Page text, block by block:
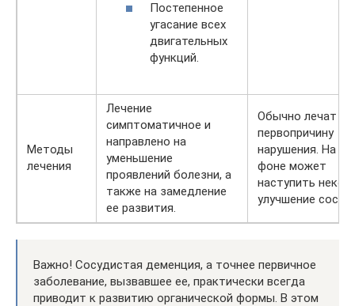
Постепенное
угасание всех
двигательных
функций.
Методы
лечения
Лечение
симптоматичное и
направлено на
уменьшение
проявлений болезни, а
также на замедление
ее развития.
Обычно лечат
первопричину
нарушения. На
фоне может
наступить
улучшение
Важно! Сосудистая деменция, а точнее первичное
заболевание, вызвавшее ее, практически всегда
приводит к развитию органической формы. В этом